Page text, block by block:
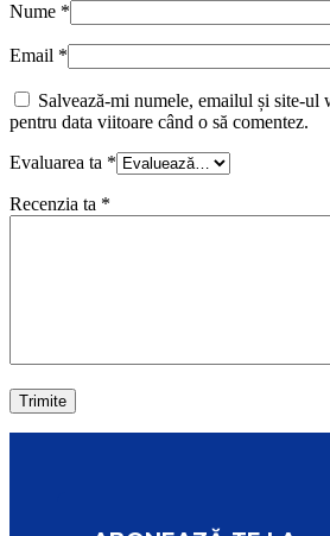
Nume *
Email *
Salvează-mi numele, emailul și site-ul
pentru data viitoare când o să comentez.
Evaluarea ta *
Recenzia ta *